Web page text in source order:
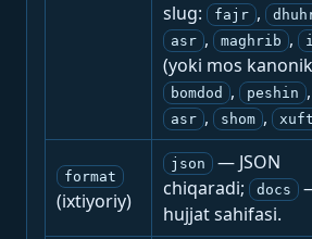
slug:
fajr ,
asr , maghrib ,
(yoki mos
bomdod , peshin ,
asr , shom ,
format
(ixtiyoriy)
json
— JSON
chiqaradi;
docs
hujjat sahifasi.